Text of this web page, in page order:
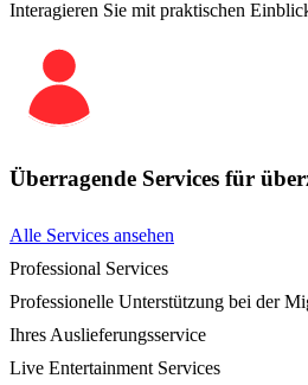
Interagieren Sie mit praktischen
Überragende Services für
Alle Services ansehen
Professional Services
Professionelle Unterstützung bei der
Ihres Auslieferungsservice
Live Entertainment Services